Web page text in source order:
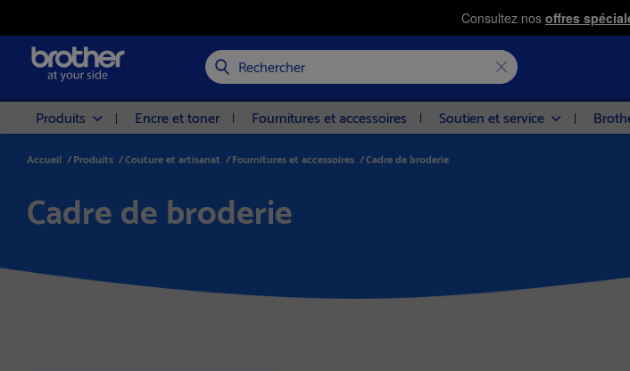
Consultez nos offres
Rechercher
Produits Encre et toner Fournitures et accessoires Soutien et service
Accueil /Produits /Couture et artisanat /Fournitures et accessoires /Cadre de broderie
Cadre de broderie